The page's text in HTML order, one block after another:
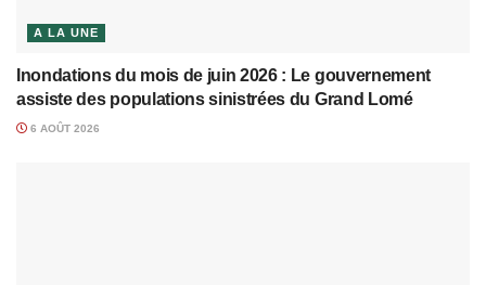
A LA UNE
Inondations du mois de juin 2026 : Le gouvernement
assiste des populations sinistrées du Grand Lomé
6 AOÛT 2026